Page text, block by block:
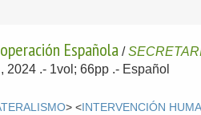
Española /
, 2024 .- 1vol; 66pp .- Español
> < INTERVENCIÓN